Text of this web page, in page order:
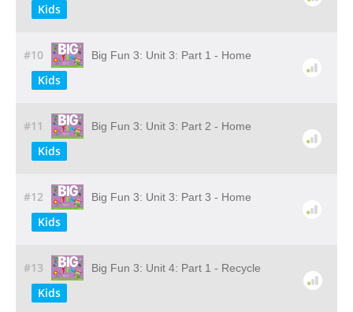
Kids
#10 Big Fun 3: Unit 3: Part 1 - Home
Kids
#11 Big Fun 3: Unit 3: Part 2 - Home
Kids
#12 Big Fun 3: Unit 3: Part 3 - Home
Kids
#13 Big Fun 3: Unit 4: Part 1 - Recycle
Kids